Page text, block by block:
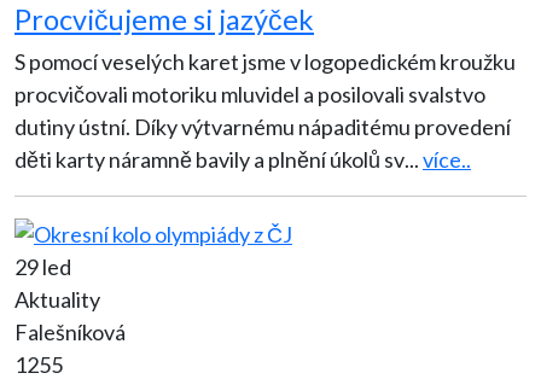
Procvičujeme si jazýček
S pomocí veselých karet jsme v logopedickém kroužku
procvičovali motoriku mluvidel a posilovali svalstvo
dutiny ústní. Díky výtvarnému nápaditému provedení
děti karty náramně bavily a plnění úkolů sv...více..
29 led
Aktuality
Falešníková
1255